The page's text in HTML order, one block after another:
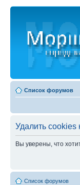
Список форумов
Удалить cookies
Вы уверены, что
Список форумов